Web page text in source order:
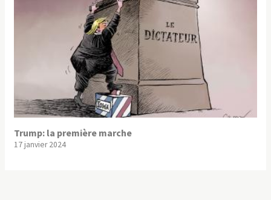
Trump: la première marche
17 janvier 2024